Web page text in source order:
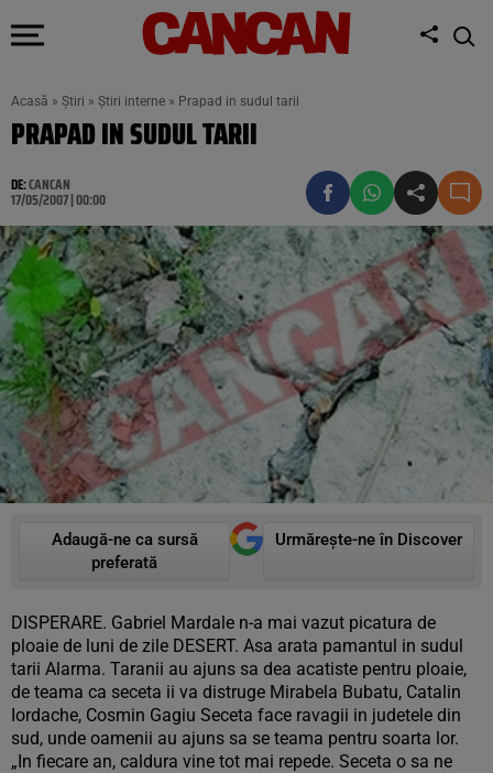
Acasă » Știri » Știri interne » Prapad in sudul tarii
PRAPAD IN SUDUL TARII
DE:CANCAN
17/05/2007 | 00:00
Adaugă-ne ca sursă
preferată
Urmărește-ne în Discover
DISPERARE. Gabriel Mardale n-a mai vazut picatura de
ploaie de luni de zile DESERT. Asa arata pamantul in sudul
tarii Alarma. Taranii au ajuns sa dea acatiste pentru ploaie,
de teama ca seceta ii va distruge Mirabela Bubatu, Catalin
Iordache, Cosmin Gagiu Seceta face ravagii in judetele din
sud, unde oamenii au ajuns sa se teama pentru soarta lor.
„In fiecare an, caldura vine tot mai repede. Seceta o sa ne